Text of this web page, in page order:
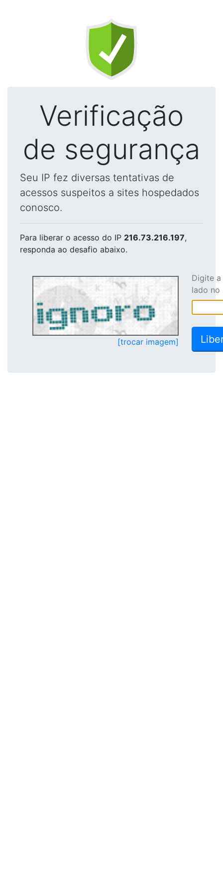
Verificação
de segurança
Seu IP fez diversas tentativas de
acessos suspeitos a sites hospedados
conosco.
Para liberar o acesso do IP 216.73.216.197,
responda ao desafio abaixo.
[trocar imagem]
Digite
lado no